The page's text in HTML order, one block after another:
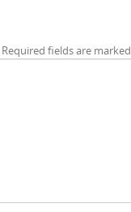
Required fields are marked